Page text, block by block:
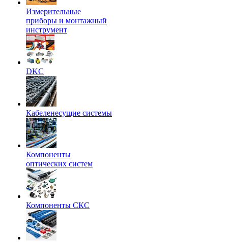
Измерительные
приборы и монтажный
инструмент
DKC
Кабеленесущие системы
Компоненты
оптических систем
Компоненты СКС